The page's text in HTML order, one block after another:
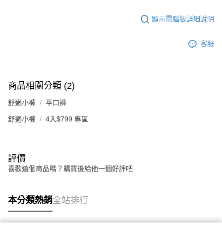
顯示電腦版詳細說明
客服
商品相關分類 (2)
舒適小褲 平口褲
舒適小褲 4入$799 專區
評價
喜歡這個商品嗎？購買後給他一個好評吧
本分類熱銷全站排行